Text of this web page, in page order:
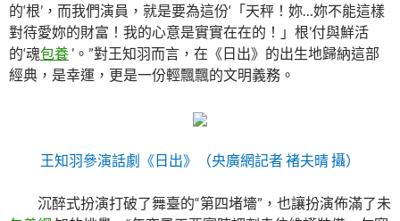
的‘根’，而我們演員，就是要為這份‘「天秤！妳…妳不能這樣
對待愛妳的財富！我的心意是實實在在的！」根’付與鮮活
的‘魂包養’。”對王知羽而言，在《日出》的出生地歸納這部
經典，是幸運，更是一份輕飄飄的文明義務。
王知羽參演話劇《日出》（央廣網記者 褚夫晴 攝）
沉醉式扮演打破了舞臺的“第四堵墻”，也讓扮演佈滿了未